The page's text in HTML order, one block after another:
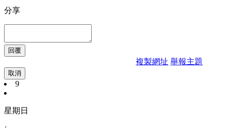
分享
複製網址 舉報主題
取消
9
星期日